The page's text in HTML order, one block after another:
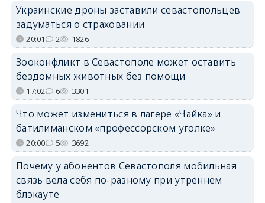
Украинские дроны заставили севастопольцев
задуматься о страховании
20:01 2 1826
Зооконфликт в Севастополе может оставить
бездомных животных без помощи
17:02 6 3301
Что может измениться в лагере «Чайка» и
батилиманском «профессорском уголке»
20:00 5 3692
Почему у абонентов Севастополя мобильная
связь вела себя по-разному при утреннем
блэкауте